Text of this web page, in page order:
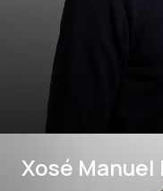
Xosé Manuel